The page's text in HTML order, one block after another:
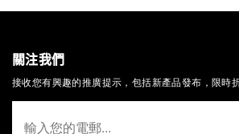
關注我們
接收您有興趣的推廣提示，包括新產品發布，限時